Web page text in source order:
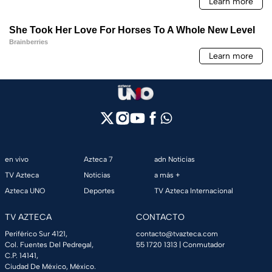
en vivo
TV Azteca
Azteca UNO
Azteca 7
Noticias
Deportes
adn Noticias
a más +
TV Azteca Internacional
TV AZTECA
Periférico Sur 4121,
Col. Fuentes Del Pedregal,
C.P. 14141,
Ciudad De México, México.
CONTACTO
contacto@tvazteca.com
55 1720 1313 | Conmutador